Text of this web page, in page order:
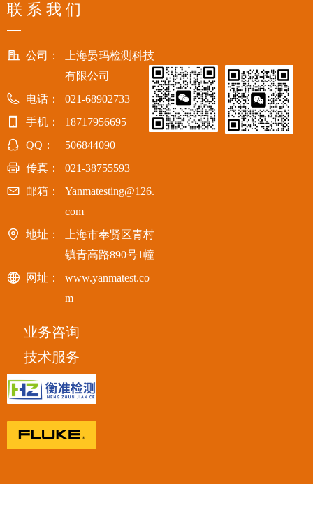
联 系 我 们
—
公司：
上海晏玛检测科技
有限公司
电话：
021-68902733
手机：
18717956695
QQ：
506844090
传真：
021-38755593
邮箱：
Yanmatesting@126.
com
地址：
上海市奉贤区青村
镇青高路890号1幢
网址：
www.yanmatest.co
m
技术服务
业务咨询